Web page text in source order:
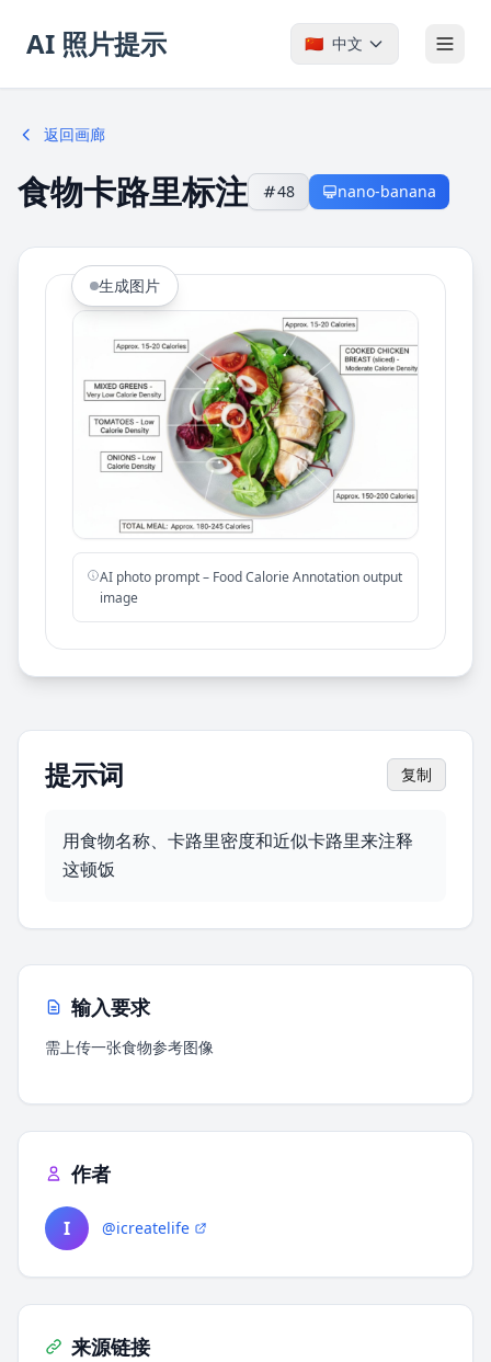
AI 照片提示 🇨🇳 中文
返回画廊
食物卡路里标注 48 nano-banana
生成图片
AI photo prompt – Food Calorie Annotation output
image
提示词 复制
用食物名称、卡路里密度和近似卡路里来注释
这顿饭
输入要求
需上传一张食物参考图像
作者
I @icreatelife
来源链接